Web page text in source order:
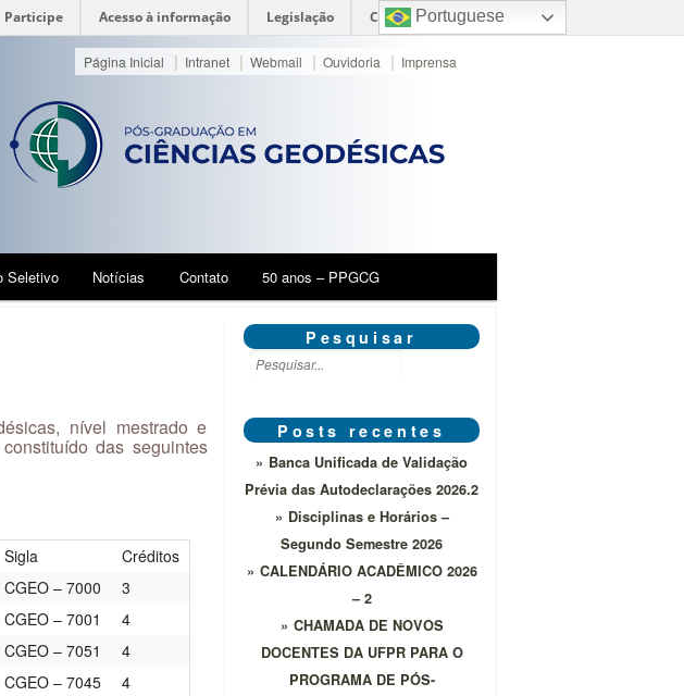
Participe Acesso à informação Legislação Canais
Página Inicial | Intranet | Webmail | Ouvidoria | Imprensa
Seletivo Notícias Contato 50 anos – PPGCG
nível mestrado e
das seguintes
Sigla
Créditos
CGEO – 7000
3
CGEO – 7001
4
CGEO – 7051
4
CGEO – 7045
4
Pesquisar
Posts recentes
Banca Unificada de Validação
Prévia das Autodeclarações 2026.2
Disciplinas e Horários –
Segundo Semestre 2026
CALENDÁRIO ACADÊMICO 2026
– 2
CHAMADA DE NOVOS
DOCENTES DA UFPR PARA O
PROGRAMA DE PÓS-
Portuguese